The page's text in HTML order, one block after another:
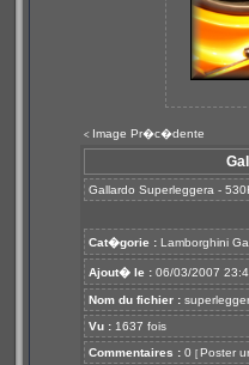
< Image Pr�c�dente
Gallardo Superleggera -
Cat�gorie : Lamborghini
Ajout� le : 06/03/2007
Nom du fichier :
Vu : 1637 fois
Commentaires : 0 [ Poster